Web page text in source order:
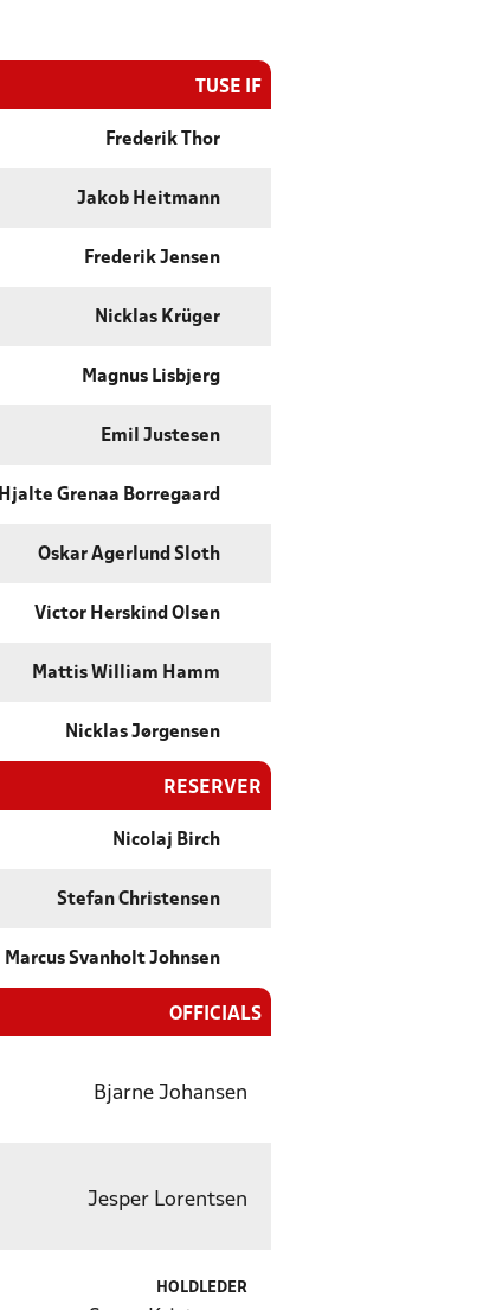
TUSE IF
Frederik Thor
Jakob Heitmann
Frederik Jensen
Nicklas Krüger
Magnus Lisbjerg
Emil Justesen
Hjalte Grenaa Borregaard
Oskar Agerlund Sloth
Victor Herskind Olsen
Mattis William Hamm
Nicklas Jørgensen
RESERVER
Nicolaj Birch
Stefan Christensen
Marcus Svanholt Johnsen
OFFICIALS
Bjarne Johansen
Jesper Lorentsen
HOLDLEDER